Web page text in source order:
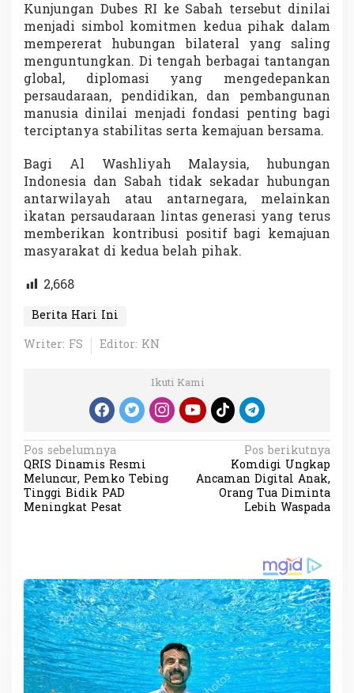
Kunjungan Dubes RI ke Sabah tersebut dinilai
menjadi simbol komitmen kedua pihak dalam
mempererat hubungan bilateral yang saling
menguntungkan. Di tengah berbagai tantangan
global, diplomasi yang mengedepankan
persaudaraan, pendidikan, dan pembangunan
manusia dinilai menjadi fondasi penting bagi
terciptanya stabilitas serta kemajuan bersama.
Bagi Al Washliyah Malaysia, hubungan
Indonesia dan Sabah tidak sekadar hubungan
antarwilayah atau antarnegara, melainkan
ikatan persaudaraan lintas generasi yang terus
memberikan kontribusi positif bagi kemajuan
masyarakat di kedua belah pihak.
2,668
Berita Hari Ini
Writer: FS
Editor: KN
Ikuti Kami
N
a
v
s
i
p
o
s
Pos sebelumnya
QRIS Dinamis Resmi
Meluncur, Pemko Tebing
Tinggi Bidik PAD
Meningkat Pesat
Pos berikutnya
Komdigi Ungkap
Ancaman Digital Anak,
Orang Tua Diminta
Lebih Waspada